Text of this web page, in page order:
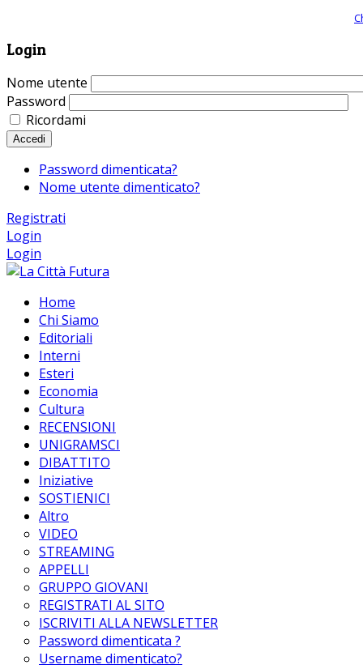
Login
Nome utente
Password
Ricordami
Accedi
Password dimenticata?
Nome utente dimenticato?
Registrati
Login
Login
Home
Chi Siamo
Editoriali
Interni
Esteri
Economia
Cultura
RECENSIONI
UNIGRAMSCI
DIBATTITO
Iniziative
SOSTIENICI
Altro
VIDEO
STREAMING
APPELLI
GRUPPO GIOVANI
REGISTRATI AL SITO
ISCRIVITI ALLA NEWSLETTER
Password dimenticata ?
Username dimenticato?